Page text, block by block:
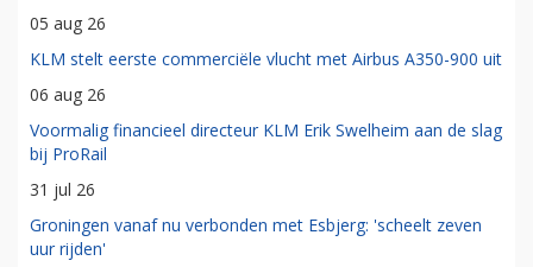
05 aug 26
KLM stelt eerste commerciële vlucht met Airbus A350-900 uit
06 aug 26
Voormalig financieel directeur KLM Erik Swelheim aan de slag
bij ProRail
31 jul 26
Groningen vanaf nu verbonden met Esbjerg: 'scheelt zeven
uur rijden'